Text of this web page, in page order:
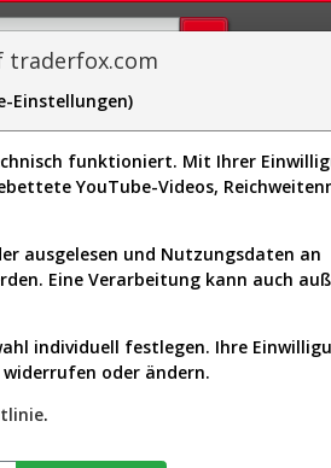
Visualizations
Estate / REIT - Healthcare
Mrd. USD
(A1C9KE |
traderfox.com
Einstellungen)
funktioniert. Mit Ihrer
YouTube-Videos,
ausgelesen und Nutzungsdaten an
Eine Verarbeitung kann auch
individuell festlegen. Ihre
oder ändern.
.